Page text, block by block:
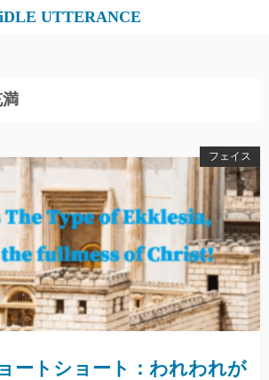
iDLE UTTERANCE
フェイス
ートショート：われわれが